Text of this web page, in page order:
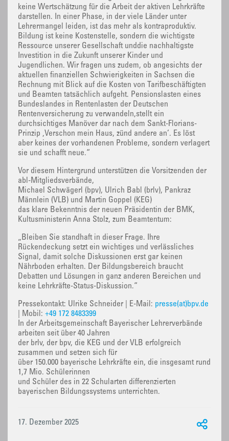
keine Wertschätzung für die Arbeit der aktiven Lehrkräfte
darstellen. In einer Phase, in der viele Länder unter
Lehrermangel leiden, ist das mehr als kontraproduktiv.
Bildung ist keine Kostenstelle, sondern die wichtigste
Ressource unserer Gesellschaft unddie nachhaltigste
Investition in die Zukunft unserer Kinder und
Jugendlichen. Wir fragen uns zudem, ob angesichts der
aktuellen finanziellen Schwierigkeiten in Sachsen die
Rechnung mit Blick auf die Kosten von Tarifbeschäftigten
und Beamten tatsächlich aufgeht. Pensionslasten eines
Bundeslandes in Rentenlasten der Deutschen
Rentenversicherung zu verwandeln,stellt ein
durchsichtiges Manöver dar nach dem Sankt-Florians-
Prinzip ‚Verschon mein Haus, zünd andere an‘. Es löst
aber keines der vorhandenen Probleme, sondern verlagert
sie und schafft neue.“
Vor diesem Hintergrund unterstützen die Vorsitzenden der
abl-Mitgliedsverbände,
Michael Schwägerl (bpv), Ulrich Babl (brlv), Pankraz
Männlein (VLB) und Martin Goppel (KEG)
das klare Bekenntnis der neuen Präsidentin der BMK,
Kultusministerin Anna Stolz, zum Beamtentum:
„Bleiben Sie standhaft in dieser Frage. Ihre
Rückendeckung setzt ein wichtiges und verlässliches
Signal, damit solche Diskussionen erst gar keinen
Nährboden erhalten. Der Bildungsbereich braucht
Debatten und Lösungen in ganz anderen Bereichen und
keine Lehrkräfte-Status-Diskussion.“
Pressekontakt: Ulrike Schneider | E-Mail: presse(at)bpv.de
| Mobil: +49 172 8483399
In der Arbeitsgemeinschaft Bayerischer Lehrerverbände
arbeiten seit über 40 Jahren
der brlv, der bpv, die KEG und der VLB erfolgreich
zusammen und setzen sich für
über 150.000 bayerische Lehrkräfte ein, die insgesamt rund
1,7 Mio. Schülerinnen
und Schüler des in 22 Schularten differenzierten
bayerischen Bildungssystems unterrichten.
17. Dezember 2025